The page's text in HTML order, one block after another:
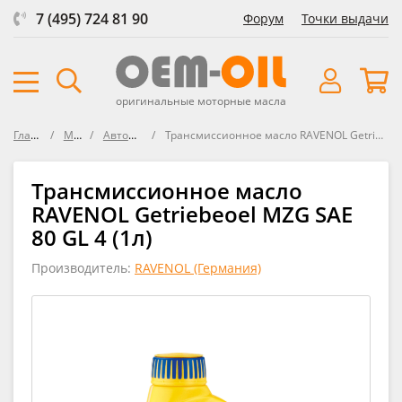
7 (495) 724 81 90 Форум Точки выдачи
оригинальные моторные масла
Главная Масла Автомобили Трансмиссионное масло RAVENOL Getriebeoel MZG SAE 80 GL-4
Трансмиссионное масло
RAVENOL Getriebeoel MZG SAE
80 GL 4 (1л)
Производитель: RAVENOL (Германия)